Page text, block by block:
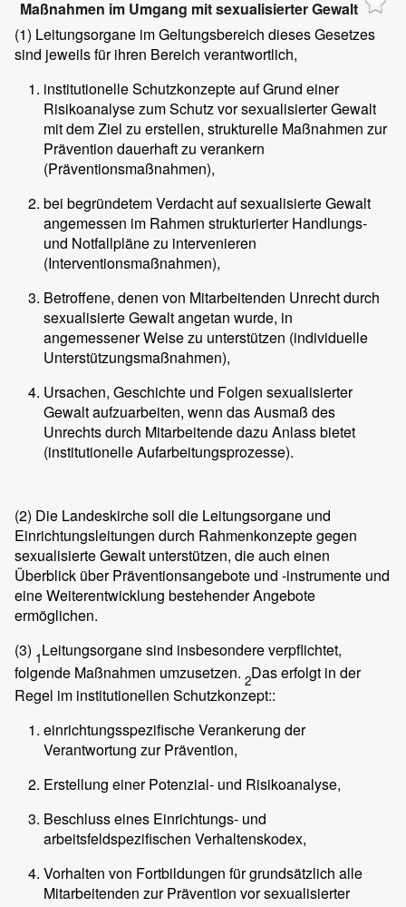
Maßnahmen im Umgang mit sexualisierter Gewalt
(1) Leitungsorgane im Geltungsbereich dieses Gesetzes
sind jeweils für ihren Bereich verantwortlich,
institutionelle Schutzkonzepte auf Grund einer
Risikoanalyse zum Schutz vor sexualisierter Gewalt
mit dem Ziel zu erstellen, strukturelle Maßnahmen zur
Prävention dauerhaft zu verankern
(Präventionsmaßnahmen),
bei begründetem Verdacht auf sexualisierte Gewalt
angemessen im Rahmen strukturierter Handlungs-
und Notfallpläne zu intervenieren
(Interventionsmaßnahmen),
Betroffene, denen von Mitarbeitenden Unrecht durch
sexualisierte Gewalt angetan wurde, in
angemessener Weise zu unterstützen (individuelle
Unterstützungsmaßnahmen),
Ursachen, Geschichte und Folgen sexualisierter
Gewalt aufzuarbeiten, wenn das Ausmaß des
Unrechts durch Mitarbeitende dazu Anlass bietet
(institutionelle Aufarbeitungsprozesse).
(2) Die Landeskirche soll die Leitungsorgane und
Einrichtungsleitungen durch Rahmenkonzepte gegen
sexualisierte Gewalt unterstützen, die auch einen
Überblick über Präventionsangebote und -instrumente und
eine Weiterentwicklung bestehender Angebote
ermöglichen.
(3) 1Leitungsorgane sind insbesondere verpflichtet,
folgende Maßnahmen umzusetzen. 2Das erfolgt in der
Regel im institutionellen Schutzkonzept::
einrichtungsspezifische Verankerung der
Verantwortung zur Prävention,
Erstellung einer Potenzial- und Risikoanalyse,
Beschluss eines Einrichtungs- und
arbeitsfeldspezifischen Verhaltenskodex,
Vorhalten von Fortbildungen für grundsätzlich alle
Mitarbeitenden zur Prävention vor sexualisierter